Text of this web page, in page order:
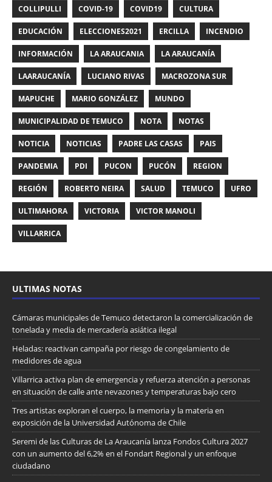
COLLIPULLI COVID-19 COVID19 CULTURA
EDUCACIÓN ELECCIONES2021 ERCILLA INCENDIO
INFORMACIÓN LA ARAUCANIA LA ARAUCANÍA
LAARAUCANÍA LUCIANO RIVAS MACROZONA SUR
MAPUCHE MARIO GONZÁLEZ MUNDO
MUNICIPALIDAD DE TEMUCO NOTA NOTAS
NOTICIA NOTICIAS PADRE LAS CASAS PAIS
PANDEMIA PDI PUCON PUCÓN REGION
REGIÓN ROBERTO NEIRA SALUD TEMUCO UFRO
ULTIMAHORA VICTORIA VICTOR MANOLI
VILLARRICA
ULTIMAS NOTAS
Cámaras municipales de Temuco detectaron la comercialización de
tonelada y media de mercadería asiática ilegal
Heladas: reactivan campaña por riesgo de congelamiento de
medidores de agua
Villarrica activa plan de emergencia y refuerza atención a personas
en situación de calle ante nevazones y temperaturas bajo cero
Tres artistas exploran el cuerpo, la memoria y la materia en
exposición de la Universidad Autónoma de Chile
Seremi de las Culturas de La Araucanía lanza Fondos Cultura 2027
con un aumento del 6,2% en el Fondart Regional y un enfoque
ciudadano